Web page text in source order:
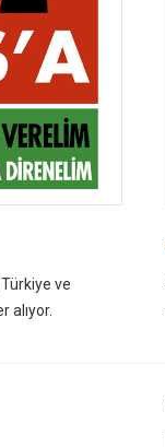
ve
alıyor.